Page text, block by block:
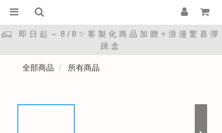
即日起～8/8✨客製化商品加贈⭐浪漫驚喜彈
跳盒
全部商品 所有商品